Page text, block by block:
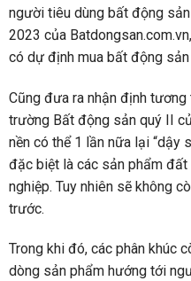
người tiêu dùng bất động
2023 của
có dự định mua bất động
Cũng đưa ra nhận định
trường Bất động sản quý II
nền có thể 1 lần nữa lại “dậy
đặc biệt là các sản phẩm đất
nghiệp. Tuy nhiên sẽ không
trước.
Trong khi đó, các phân khúc
dòng sản phẩm hướng tới